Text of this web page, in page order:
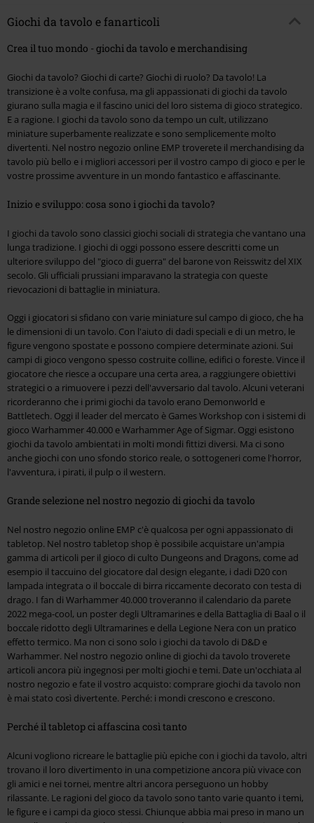
Giochi da tavolo e fanarticoli
Crea il tuo mondo - giochi da tavolo e merchandising
Giochi da tavolo? Giochi di carte? Giochi di ruolo? Da tavolo! La
transizione è a volte confusa, ma gli appassionati di giochi da tavolo
giurano sulla magia e il fascino unici del loro sistema di gioco strategico.
E a ragione. I giochi da tavolo sono da tempo un cult, utilizzano
miniature superbamente realizzate e sono semplicemente molto
divertenti. Nel nostro negozio online EMP troverete il merchandising da
tavolo più bello e i migliori accessori per il vostro campo di gioco e per le
vostre prossime avventure in un mondo fantastico e affascinante.
Inizio e sviluppo: cosa sono i giochi da tavolo?
I giochi da tavolo sono classici giochi sociali di strategia che vantano una
lunga tradizione. I giochi di oggi possono essere descritti come un
ulteriore sviluppo del "gioco di guerra" del barone von Reisswitz del XIX
secolo. Gli ufficiali prussiani imparavano la strategia con queste
rievocazioni di battaglie in miniatura.
Oggi i giocatori si sfidano con varie miniature sul campo di gioco, che ha
le dimensioni di un tavolo. Con l'aiuto di dadi speciali e di un metro, le
figure vengono spostate e possono compiere determinate azioni. Sui
campi di gioco vengono spesso costruite colline, edifici o foreste. Vince il
giocatore che riesce a occupare una certa area, a raggiungere obiettivi
strategici o a rimuovere i pezzi dell'avversario dal tavolo. Alcuni veterani
ricorderanno che i primi giochi da tavolo erano Demonworld e
Battletech. Oggi il leader del mercato è Games Workshop con i sistemi di
gioco Warhammer 40.000 e Warhammer Age of Sigmar. Oggi esistono
giochi da tavolo ambientati in molti mondi fittizi diversi. Ma ci sono
anche giochi con uno sfondo storico reale, o sottogeneri come l'horror,
l'avventura, i pirati, il pulp o il western.
Grande selezione nel nostro negozio di giochi da tavolo
Nel nostro negozio online EMP c'è qualcosa per ogni appassionato di
tabletop. Nel nostro tabletop shop è possibile acquistare un'ampia
gamma di articoli per il gioco di culto Dungeons and Dragons, come ad
esempio il taccuino del giocatore dal design elegante, i dadi D20 con
lampada integrata o il boccale di birra riccamente decorato con testa di
drago. I fan di Warhammer 40.000 troveranno il calendario da parete
2022 mega-cool, un poster degli Ultramarines e della Battaglia di Baal o il
boccale ridotto degli Ultramarines e della Legione Nera con un pratico
effetto termico. Ma non ci sono solo i giochi da tavolo di D&D e
Warhammer. Nel nostro negozio online di giochi da tavolo troverete
articoli ancora più ingegnosi per molti giochi e temi. Date un'occhiata al
nostro negozio e fate il vostro acquisto: comprare giochi da tavolo non
è mai stato così divertente. Perché: i mondi crescono e crescono.
Perché il tabletop ci affascina così tanto
Alcuni vogliono ricreare le battaglie più epiche con i giochi da tavolo, altri
trovano il loro divertimento in una competizione ancora più vivace con
gli amici e nei tornei, mentre altri ancora perseguono un hobby
rilassante. Le ragioni del gioco da tavolo sono tanto varie quanto i temi,
le figure e i campi da gioco stessi. Chiunque abbia mai preso in mano un